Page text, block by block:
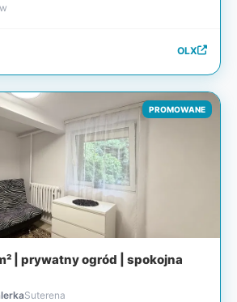
OLX
PROMOWANE
| prywatny ogród | spokojna
Suterena